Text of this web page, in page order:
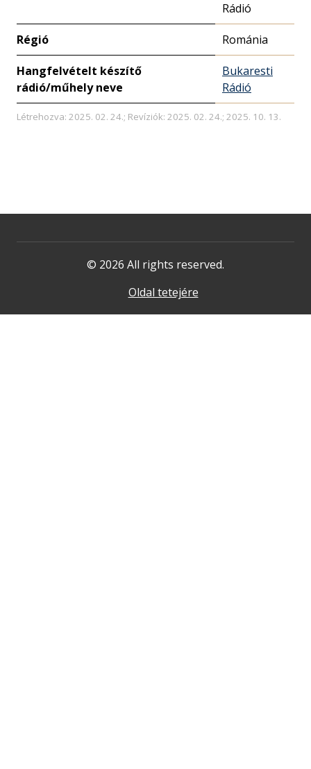
Rádió
Régió Románia
Hangfelvételt készítő
rádió/műhely neve
Bukaresti
Rádió
Létrehozva: 2025. 02. 24.; Revíziók: 2025. 02. 24.; 2025. 10. 13.
© 2026 All rights reserved.
Oldal tetejére